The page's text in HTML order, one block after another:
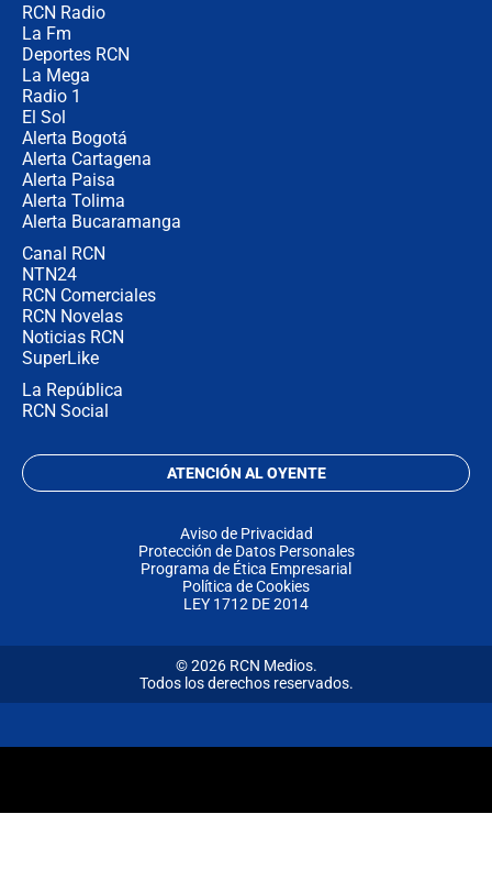
RCN Radio
La Fm
Deportes RCN
La Mega
Radio 1
El Sol
Alerta Bogotá
Alerta Cartagena
Alerta Paisa
Alerta Tolima
Alerta Bucaramanga
Canal RCN
NTN24
RCN Comerciales
RCN Novelas
Noticias RCN
SuperLike
La República
RCN Social
ATENCIÓN AL OYENTE
Aviso de Privacidad
Protección de Datos Personales
Programa de Ética Empresarial
Política de Cookies
LEY 1712 DE 2014
© 2026 RCN Medios.
Todos los derechos reservados.